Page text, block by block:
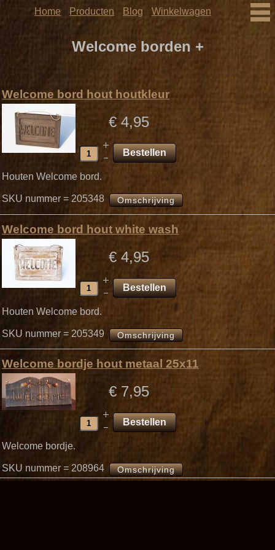
Home Producten Blog Winkelwagen
Welcome borden +
Welcome bord hout houtkleur
€ 4,95
Houten Welcome bord.
SKU nummer = 205348 Omschrijving
Welcome bord hout white wash
€ 4,95
Houten Welcome bord.
SKU nummer = 205349 Omschrijving
Welcome bordje hout metaal 25x11
€ 7,95
Welcome bordje.
SKU nummer = 208964 Omschrijving